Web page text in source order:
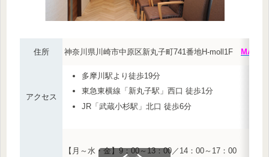
住所 神奈川県川崎市中原区新丸子町741番地H-moll1F MAP
アクセス
多摩川駅より徒歩19分
東急東横線 「新丸子駅」西口 徒歩1分
JR「武蔵小杉駅」北口 徒歩6分
【月～水・金】9：00～13：00／14：00～17：00